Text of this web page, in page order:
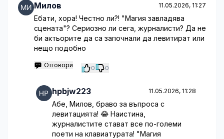
Милов 11.05.2026, 11:27
Ебати, хора! Честно ли?! "Магия завладява
сцената"? Сериозно ли сега, журналисти? Да не
би актьорите да са започнали да левитират или
нещо подобно
Отговори 0 0
hpbjw223 11.05.2026, 11:28
Абе, Милов, браво за въпроса с
левитацията! 😂 Наистина,
журналистите стават все по-големи
поети на клавиатурата! "Магия